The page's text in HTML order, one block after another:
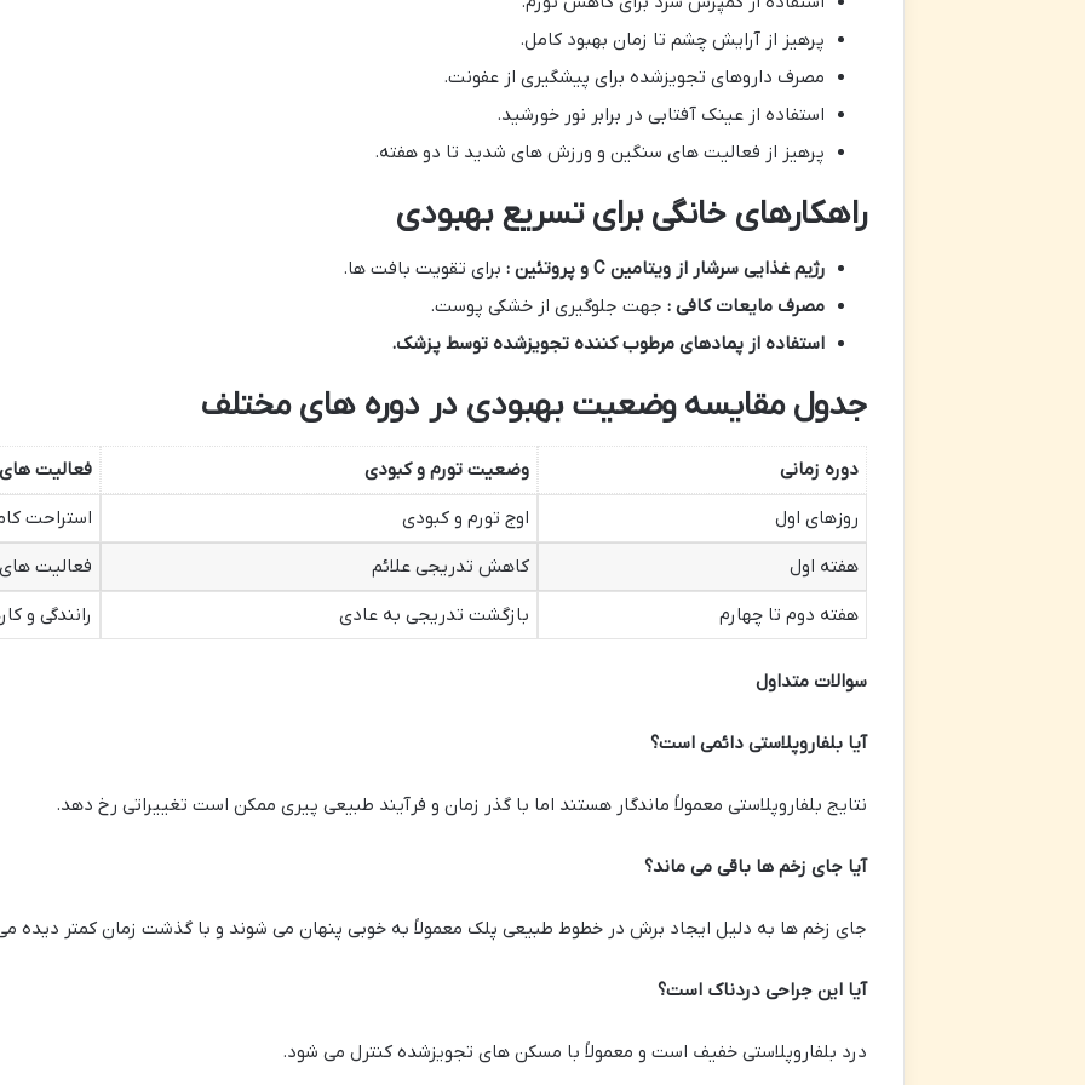
پرهیز از آرایش چشم تا زمان بهبود کامل.
مصرف داروهای تجویزشده برای پیشگیری از عفونت.
استفاده از عینک آفتابی در برابر نور خورشید.
پرهیز از فعالیت های سنگین و ورزش های شدید تا دو هفته.
راهکارهای خانگی برای تسریع بهبودی
رژیم غذایی سرشار از ویتامین C و پروتئین : برای تقویت بافت ها.
مصرف مایعات کافی : جهت جلوگیری از خشکی پوست.
استفاده از پمادهای مرطوب کننده تجویزشده توسط پزشک.
جدول مقایسه وضعیت بهبودی در دوره های مختلف
دوره زمانی وضعیت تورم و کبودی
فعالیت
روزهای اول
اوج تورم و کبودی
استراحت
هفته اول
کاهش تدریجی علائم
فعالیت
هفته دوم تا چهارم
بازگشت تدریجی به عادی رانندگی و
سوالات متداول
آیا بلفاروپلاستی دائمی است؟
نتایج بلفاروپلاستی معمولاً ماندگار هستند اما با گذر زمان و فرآیند طبیعی پیری ممکن است تغییراتی رخ دهد.
آیا جای زخم ها باقی می ماند؟
جای زخم ها به دلیل ایجاد برش در خطوط طبیعی پلک معمولاً به خوبی پنهان می شوند و با گذشت زمان کمتر دیده
آیا این جراحی دردناک است؟
درد بلفاروپلاستی خفیف است و معمولاً با مسکن های تجویزشده کنترل می شود.